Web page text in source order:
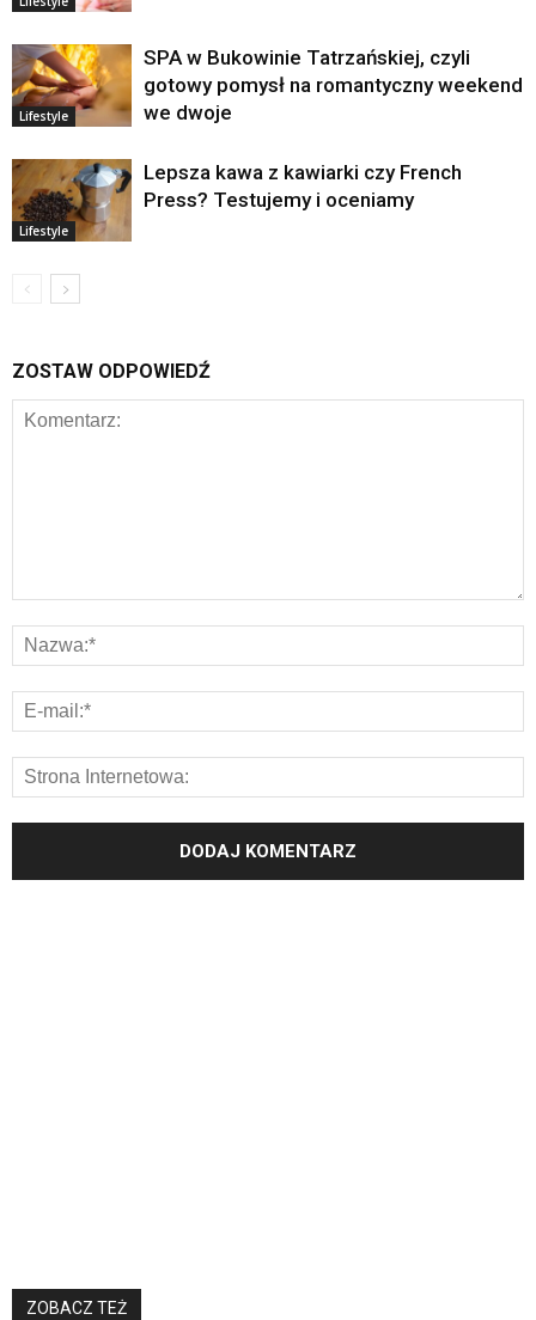
Lifestyle
SPA w Bukowinie Tatrzańskiej, czyli
gotowy pomysł na romantyczny weekend
we dwoje
Lifestyle
Lepsza kawa z kawiarki czy French
Press? Testujemy i oceniamy
ZOSTAW ODPOWIEDŹ
ZOBACZ TEŻ